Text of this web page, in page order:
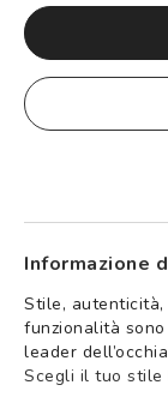
Informazione
Stile,
funzionalità
leader
Scegli il tuo stile